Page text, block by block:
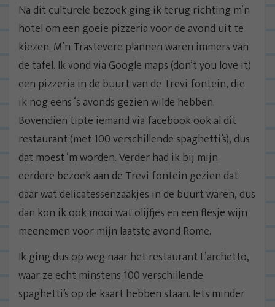
Na dit culturele bezoek ging ik terug richting m’n
hotel om een goeie pizzeria voor de avond uit te
kiezen. M’n Trastevere plannen waren immers van
de tafel. Ik vond via Google maps (don’t you love it)
een pizzeria in de buurt van de Trevi fontein, die
ik nog eens ‘s avonds gezien wilde hebben.
Bovendien tipte iemand via facebook ook al dit
restaurant (met 100 verschillende spaghetti’s), dus
dat moest ‘m worden. Verder had ik bij mijn
eerdere bezoek aan de Trevi fontein gezien dat
daar wat delicatessenzaakjes in de buurt waren, dus
dan kon ik ook mooi wat olijfjes en een flesje wijn
meenemen voor mijn laatste avond Rome.
Ik ging dus op weg naar het restaurant L’archetto,
waar ze echt minstens 100 verschillende
spaghetti’s op de kaart hebben staan. Iets minder